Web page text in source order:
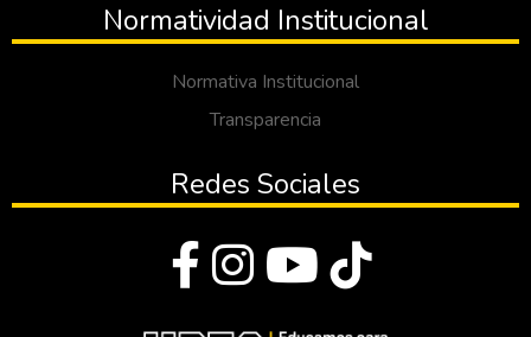
Normatividad Institucional
Normativa Institucional
Transparencia
Redes Sociales